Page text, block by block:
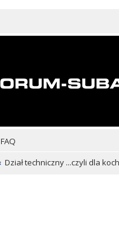
FAQ
Dział techniczny ...czyli dla